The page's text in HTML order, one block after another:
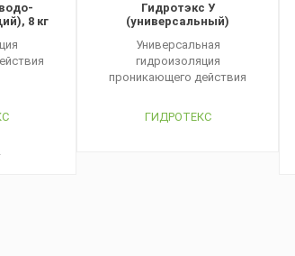
8 кг
Гидротэкс У
(универсальный)
Универсальная
гидроизоляция
проникающего действия
ГИДРОТЕКС